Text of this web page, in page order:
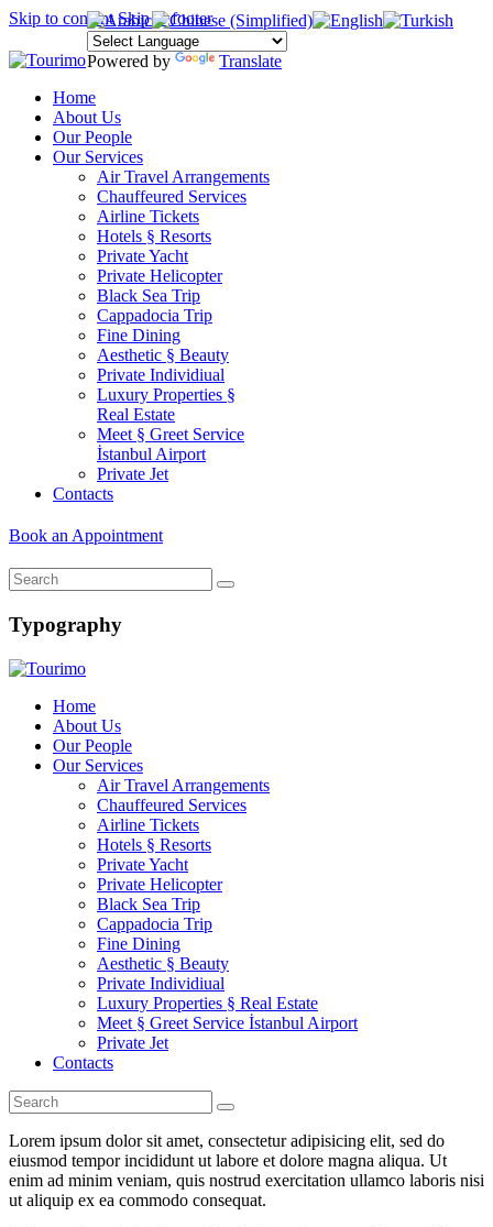
Skip to content Skip to footer
Home
About Us
Our People
Our Services
Air Travel Arrangements
Chauffeured Services
Airline Tickets
Hotels § Resorts
Private Yacht
Private Helicopter
Black Sea Trip
Cappadocia Trip
Fine Dining
Aesthetic § Beauty
Private Individiual
Luxury Properties §
Real Estate
Meet § Greet Service
İstanbul Airport
Private Jet
Contacts
Book an Appointment
Typography
Home
About Us
Our People
Our Services
Air Travel Arrangements
Chauffeured Services
Airline Tickets
Hotels § Resorts
Private Yacht
Private Helicopter
Black Sea Trip
Cappadocia Trip
Fine Dining
Aesthetic § Beauty
Private Individiual
Luxury Properties § Real Estate
Meet § Greet Service İstanbul Airport
Private Jet
Contacts
Lorem ipsum dolor sit amet, consectetur adipisicing elit, sed do
eiusmod tempor incididunt ut labore et dolore magna aliqua. Ut
enim ad minim veniam, quis nostrud exercitation ullamco laboris nisi
ut aliquip ex ea commodo consequat.
Powered by Translate